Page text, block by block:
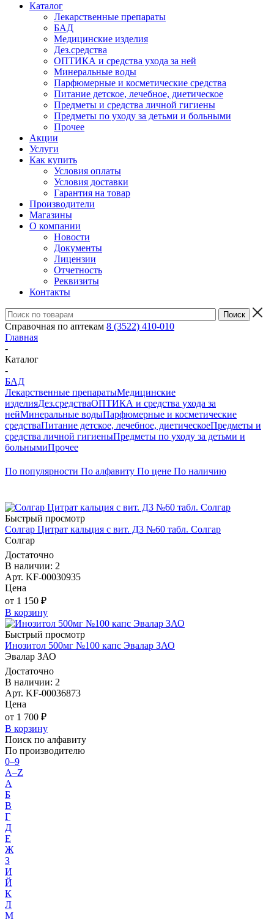
Каталог
Лекарственные препараты
БАД
Медицинские изделия
Дез.средства
ОПТИКА и средства ухода за ней
Минеральные воды
Парфюмерные и косметические средства
Питание детское, лечебное, диетическое
Предметы и средства личной гигиены
Предметы по уходу за детьми и больными
Прочее
Акции
Услуги
Как купить
Условия оплаты
Условия доставки
Гарантия на товар
Производители
Магазины
О компании
Новости
Документы
Лицензии
Отчетность
Реквизиты
Контакты
Справочная по аптекам 8 (3522) 410-010
Главная
-
Каталог
-
БАД
Лекарственные препаратыМедицинские
изделияДез.средстваОПТИКА и средства ухода за
нейМинеральные водыПарфюмерные и косметические
средстваПитание детское, лечебное, диетическоеПредметы и
средства личной гигиеныПредметы по уходу за детьми и
больнымиПрочее
По популярности По алфавиту По цене По наличию
Быстрый просмотр
Солгар Цитрат кальция с вит. Д3 №60 табл. Солгар
Солгар
Достаточно
В наличии: 2
Арт. KF-00030935
Цена
от 1 150 ₽
В корзину
Быстрый просмотр
Инозитол 500мг №100 капс Эвалар ЗАО
Эвалар ЗАО
Достаточно
В наличии: 2
Арт. KF-00036873
Цена
от 1 700 ₽
В корзину
Поиск по алфавиту
По производителю
0–9
A–Z
А
Б
В
Г
Д
Е
Ж
З
И
Й
К
Л
М